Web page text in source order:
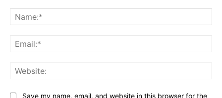
Save my name, email, and website in this browser for the